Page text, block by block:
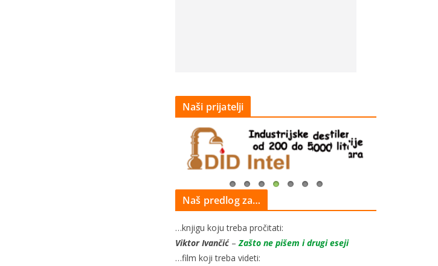
Naši prijatelji
Naš predlog za…
…knjigu koju treba pročitati:
Viktor Ivančić– Zašto ne pišem i drugi eseji
…film koji treba videti: